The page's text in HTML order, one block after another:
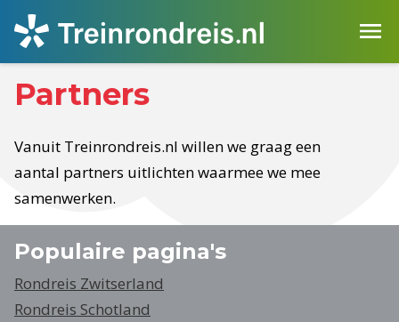
Partners
Vanuit Treinrondreis.nl willen we graag een
aantal partners uitlichten waarmee we mee
samenwerken.
Populaire pagina's
Rondreis Zwitserland
Rondreis Schotland